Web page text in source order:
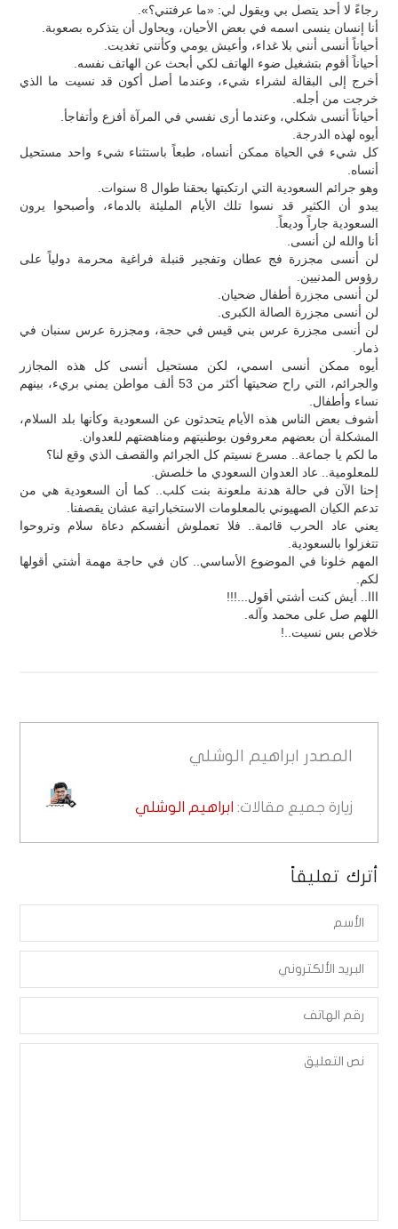
رجاءً لا أحد يتصل بي ويقول لي: «ما عرفتني؟».
أنا إنسان ينسى اسمه في بعض الأحيان، ويحاول أن يتذكره بصعوبة.
أحياناً أنسى أنني بلا غداء، وأعيش يومي وكأنني تغديت.
أحياناً أقوم بتشغيل ضوء الهاتف لكي أبحث عن الهاتف نفسه.
أخرج إلى البقالة لشراء شيء، وعندما أصل أكون قد نسيت ما الذي
خرجت من أجله.
أحياناً أنسى شكلي، وعندما أرى نفسي في المرآة أفزع وأتفاجأ.
أيوه لهذه الدرجة.
كل شيء في الحياة ممكن أنساه، طبعاً باستثناء شيء واحد مستحيل
أنساه.
وهو جرائم السعودية التي ارتكبتها بحقنا طوال 8 سنوات.
يبدو أن الكثير قد نسوا تلك الأيام المليئة بالدماء، وأصبحوا يرون
السعودية جاراً وديعاً.
أنا والله لن أنسى.
لن أنسى مجزرة فج عطان وتفجير قنبلة فراغية محرمة دولياً على
رؤوس المدنيين.
لن أنسى مجزرة أطفال ضحيان.
لن أنسى مجزرة الصالة الكبرى.
لن أنسى مجزرة عرس بني قيس في حجة، ومجزرة عرس سنبان في
ذمار.
أيوه ممكن أنسى اسمي، لكن مستحيل أنسى كل هذه المجازر
والجرائم، التي راح ضحيتها أكثر من 53 ألف مواطن يمني بريء، بينهم
نساء وأطفال.
أشوف بعض الناس هذه الأيام يتحدثون عن السعودية وكأنها بلد السلام،
المشكلة أن بعضهم معروفون بوطنيتهم ومناهضتهم للعدوان.
ما لكم يا جماعة.. مسرع نسيتم كل الجرائم والقصف الذي وقع لنا؟
للمعلومية.. عاد العدوان السعودي ما خلصش.
إحنا الآن في حالة هدنة ملعونة بنت كلب.. كما أن السعودية هي من
تدعم الكيان الصهيوني بالمعلومات الاستخباراتية عشان يقصفنا.
يعني عاد الحرب قائمة.. فلا تعملوش أنفسكم دعاة سلام وتروحوا
تتغزلوا بالسعودية.
المهم خلونا في الموضوع الأساسي.. كان في حاجة مهمة أشتي أقولها
لكم.
ااا.. أيش كنت أشتي أقول...!!!
اللهم صل على محمد وآله.
خلاص بس نسيت..!
المصدر ابراهيم الوشلي
زيارة جميع مقالات: ابراهيم الوشلي
أترك تعليقاً